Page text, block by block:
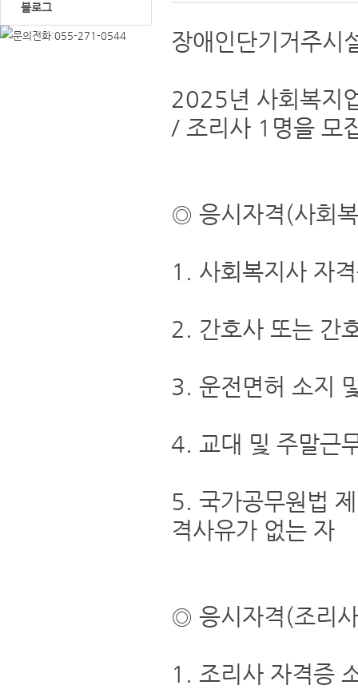
블로그
장애인단기거주시
2025년 사회복지
/ 조리사 1명을 모
◎ 응시자격(사회
1. 사회복지사 자
2. 간호사 또는 간
3. 운전면허 소지
4. 교대 및 주말근
5. 국가공무원법
격사유가 없는 자
◎ 응시자격(조리
1. 조리사 자격증